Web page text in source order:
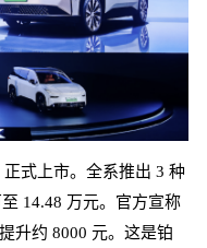
式上市。全系推出 3 种
14.48 万元。官方宣称
升约 8000 元。这是铂